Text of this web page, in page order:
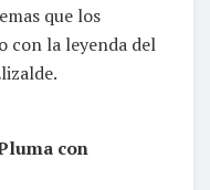
que los
con la leyenda del
con